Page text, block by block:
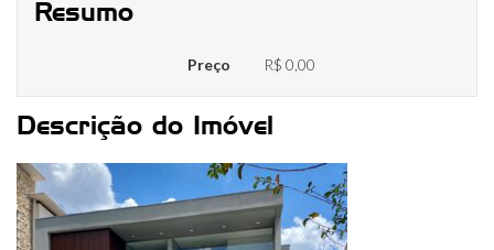
Resumo
Preço R$ 0,00
Descrição do Imóvel